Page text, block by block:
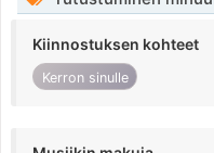
Kiinnostuksen kohteet
Kerron sinulle